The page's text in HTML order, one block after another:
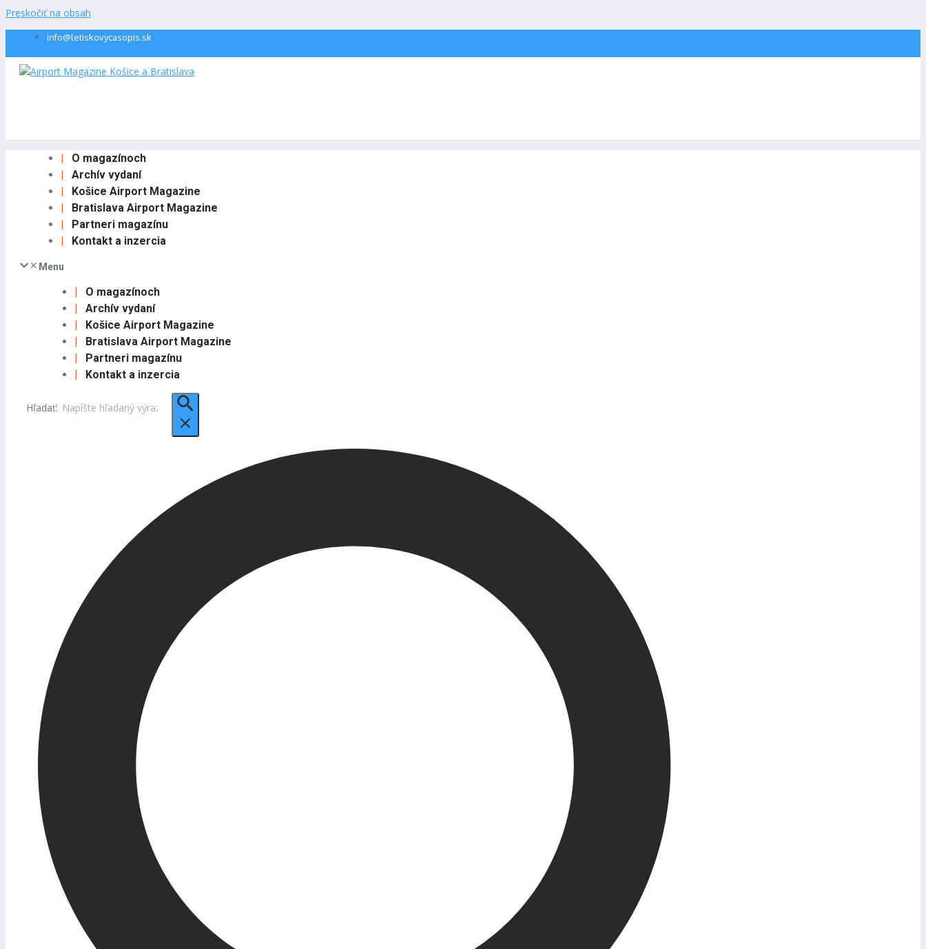
Preskočiť na obsah
info@letiskovycasopis.sk
O magazínoch
Archív vydaní
Košice Airport Magazine
Bratislava Airport Magazine
Partneri magazínu
Kontakt a inzercia
Menu
O magazínoch
Archív vydaní
Košice Airport Magazine
Bratislava Airport Magazine
Partneri magazínu
Kontakt a inzercia
Hľadať: